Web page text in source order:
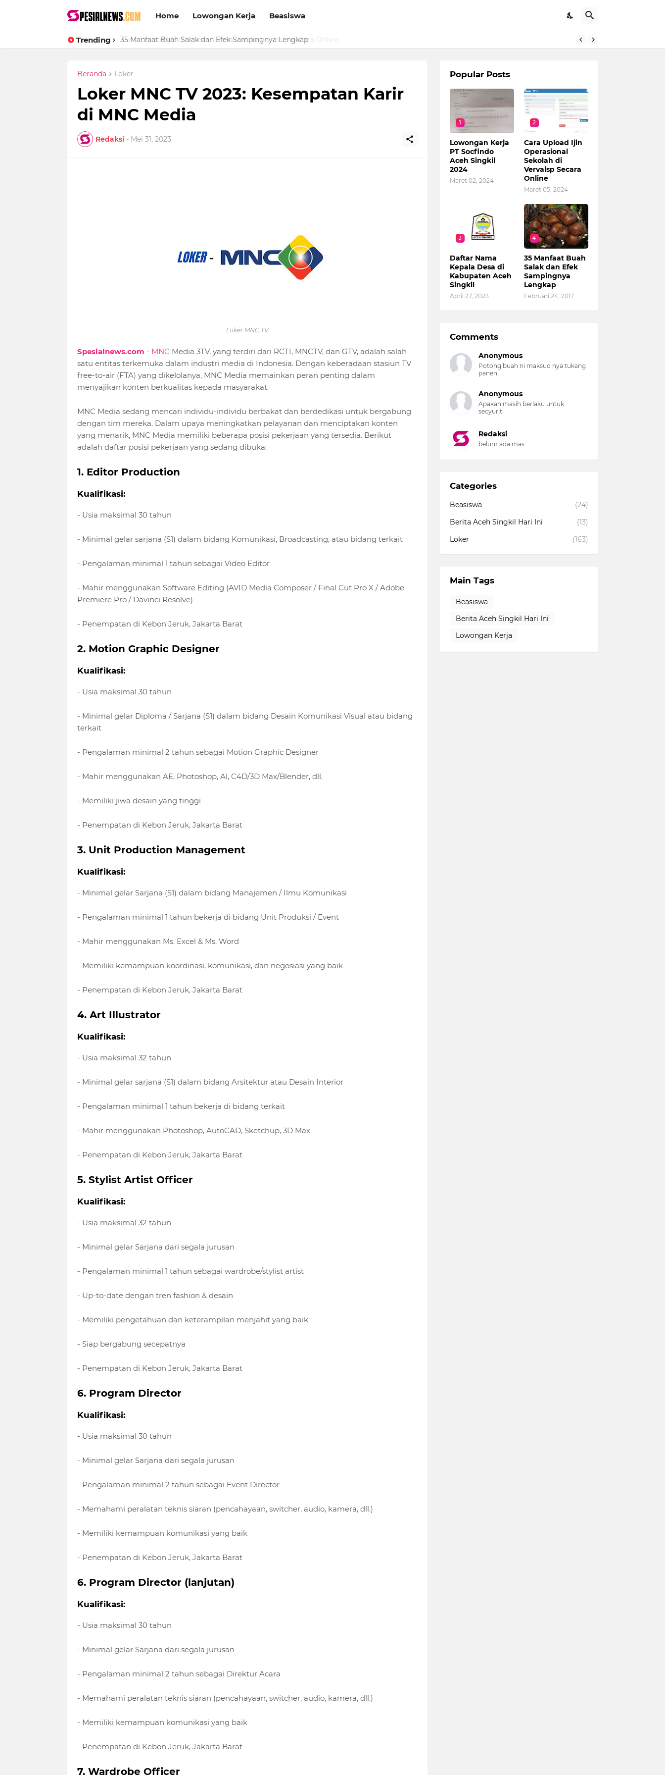
Home Lowongan Kerja Beasiswa
Trending Cara Upload Ijin Operasional Sekolah di Vervalsp Secara Online
Beranda Loker
Loker MNC TV 2023: Kesempatan Karir
di MNC Media
Redaksi - Mei 31, 2023
Loker MNC TV
Spesialnews.com - MNC Media 3TV, yang terdiri dari RCTI, MNCTV, dan GTV, adalah salah
satu entitas terkemuka dalam industri media di Indonesia. Dengan keberadaan stasiun TV
free-to-air (FTA) yang dikelolanya, MNC Media memainkan peran penting dalam
menyajikan konten berkualitas kepada masyarakat.
MNC Media sedang mencari individu-individu berbakat dan berdedikasi untuk bergabung
dengan tim mereka. Dalam upaya meningkatkan pelayanan dan menciptakan konten
yang menarik, MNC Media memiliki beberapa posisi pekerjaan yang tersedia. Berikut
adalah daftar posisi pekerjaan yang sedang dibuka:
1. Editor Production
Kualifikasi:
- Usia maksimal 30 tahun
- Minimal gelar sarjana (S1) dalam bidang Komunikasi, Broadcasting, atau bidang terkait
- Pengalaman minimal 1 tahun sebagai Video Editor
- Mahir menggunakan Software Editing (AVID Media Composer / Final Cut Pro X / Adobe
Premiere Pro / Davinci Resolve)
- Penempatan di Kebon Jeruk, Jakarta Barat
2. Motion Graphic Designer
Kualifikasi:
- Usia maksimal 30 tahun
- Minimal gelar Diploma / Sarjana (S1) dalam bidang Desain Komunikasi Visual atau bidang
terkait
- Pengalaman minimal 2 tahun sebagai Motion Graphic Designer
- Mahir menggunakan AE, Photoshop, Al, C4D/3D Max/Blender, dll.
- Memiliki jiwa desain yang tinggi
- Penempatan di Kebon Jeruk, Jakarta Barat
3. Unit Production Management
Kualifikasi:
- Minimal gelar Sarjana (S1) dalam bidang Manajemen / Ilmu Komunikasi
- Pengalaman minimal 1 tahun bekerja di bidang Unit Produksi / Event
- Mahir menggunakan Ms. Excel & Ms. Word
- Memiliki kemampuan koordinasi, komunikasi, dan negosiasi yang baik
- Penempatan di Kebon Jeruk, Jakarta Barat
4. Art Illustrator
Kualifikasi:
- Usia maksimal 32 tahun
- Minimal gelar sarjana (S1) dalam bidang Arsitektur atau Desain Interior
- Pengalaman minimal 1 tahun bekerja di bidang terkait
- Mahir menggunakan Photoshop, AutoCAD, Sketchup, 3D Max
- Penempatan di Kebon Jeruk, Jakarta Barat
5. Stylist Artist Officer
Kualifikasi:
- Usia maksimal 32 tahun
- Minimal gelar Sarjana dari segala jurusan
- Pengalaman minimal 1 tahun sebagai wardrobe/stylist artist
- Up-to-date dengan tren fashion & desain
- Memiliki pengetahuan dan keterampilan menjahit yang baik
- Siap bergabung secepatnya
- Penempatan di Kebon Jeruk, Jakarta Barat
6. Program Director
Kualifikasi:
- Usia maksimal 30 tahun
- Minimal gelar Sarjana dari segala jurusan
- Pengalaman minimal 2 tahun sebagai Event Director
- Memahami peralatan teknis siaran (pencahayaan, switcher, audio, kamera, dll.)
- Memiliki kemampuan komunikasi yang baik
- Penempatan di Kebon Jeruk, Jakarta Barat
6. Program Director (lanjutan)
Kualifikasi:
- Usia maksimal 30 tahun
- Minimal gelar Sarjana dari segala jurusan
- Pengalaman minimal 2 tahun sebagai Direktur Acara
- Memahami peralatan teknis siaran (pencahayaan, switcher, audio, kamera, dll.)
- Memiliki kemampuan komunikasi yang baik
- Penempatan di Kebon Jeruk, Jakarta Barat
7. Wardrobe Officer
Popular Posts
1
Lowongan Kerja
PT Socfindo
Aceh Singkil
2024
Maret 02, 2024
2
Cara Upload Ijin
Operasional
Sekolah di
Vervalsp Secara
Online
Maret 05, 2024
3
Daftar Nama
Kepala Desa di
Kabupaten Aceh
Singkil
April 27, 2023
4
35 Manfaat Buah
Salak dan Efek
Sampingnya
Lengkap
Februari 24, 2017
Comments
Anonymous
Potong buah ni maksud nya tukang
panen
Anonymous
Apakah masih berlaku untuk
secyuriti
Redaksi
belum ada mas
Categories
Beasiswa
(24)
Berita Aceh Singkil Hari Ini
(13)
Loker
(163)
Main Tags
Beasiswa
Berita Aceh Singkil Hari Ini
Lowongan Kerja